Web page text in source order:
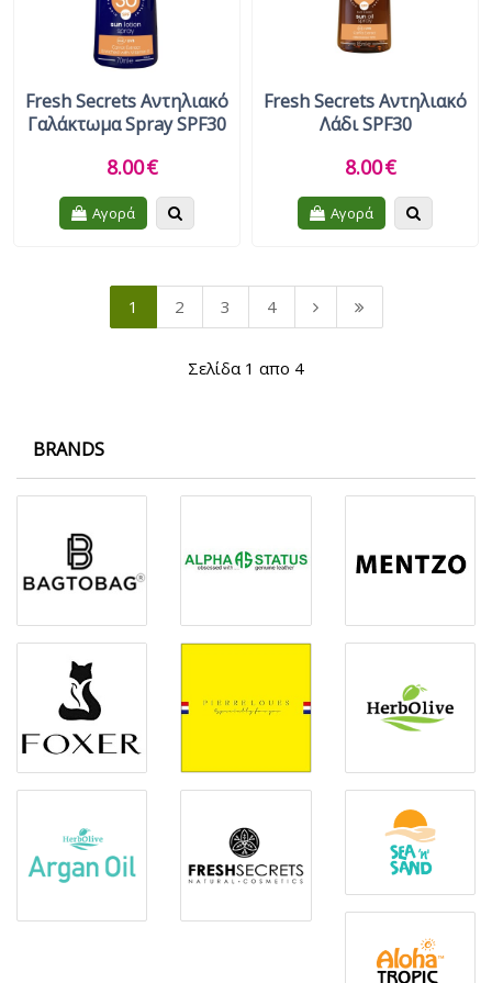
Fresh Secrets Αντηλιακό
Γαλάκτωμα Spray SPF30
8.00€
Αγορά
Fresh Secrets Αντηλιακό
Λάδι SPF30
8.00€
Αγορά
1 2 3 4
Σελίδα 1 απο 4
BRANDS